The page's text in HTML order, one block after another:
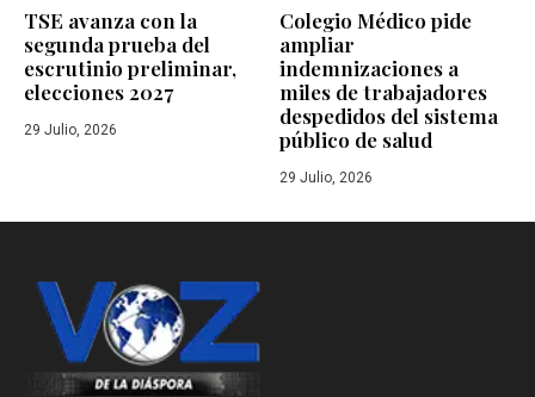
TSE avanza con la
segunda prueba del
escrutinio preliminar,
elecciones 2027
29 Julio, 2026
Colegio Médico pide
ampliar
indemnizaciones a
miles de trabajadores
despedidos del sistema
público de salud
29 Julio, 2026